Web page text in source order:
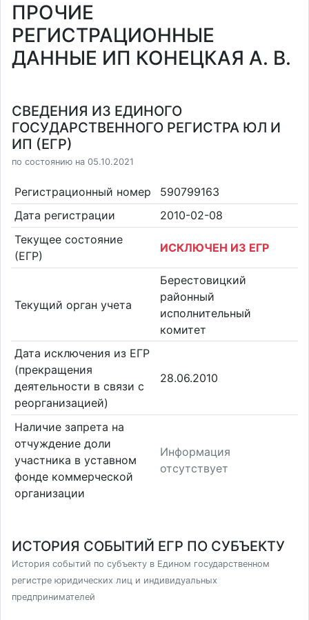
ПРОЧИЕ
РЕГИСТРАЦИОННЫЕ
ДАННЫЕ ИП КОНЕЦКАЯ А. В.
СВЕДЕНИЯ ИЗ ЕДИНОГО
ГОСУДАРСТВЕННОГО РЕГИСТРА ЮЛ И
ИП (ЕГР)
по состоянию на 05.10.2021
Регистрационный номер
590799163
Дата регистрации
2010-02-08
Текущее состояние
(ЕГР)
ИСКЛЮЧЕН ИЗ ЕГР
Текущий орган учета
Берестовицкий
районный
исполнительный
комитет
Дата исключения из ЕГР
(прекращения
деятельности в связи с
реорганизацией)
28.06.2010
Наличие запрета на
отчуждение доли
участника в уставном
фонде коммерческой
организации
Информация
отсутствует
ИСТОРИЯ СОБЫТИЙ ЕГР ПО СУБЪЕКТУ
История событий по субъекту в Едином государственном
регистре юридических лиц и индивидуальных
предпринимателей